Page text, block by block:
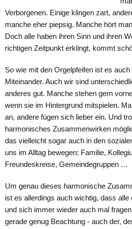
Verborgenen. Einige klingen zart,
manche eher piepsig. Manche hört
Doch alle haben ihren Sinn und ihren
richtigen Zeitpunkt erklingt, kommt
So wie mit den Orgelpfeifen ist es
Miteinander. Auch wir sind
anderes gut. Manche stehen gern
wenn sie im Hintergrund mitspielen.
an, andere fügen sich lieber ein. Und
harmonisches Zusammenwirken
das vielleicht sogar auch in den
uns im Alltag bewegen: Familie,
Freundeskreise, Gemeindegruppen …
Um genau dieses harmonische
ist es allerdings auch wichtig, dass
und sich immer wieder auch mal
gerade genug Beachtung - auch der,